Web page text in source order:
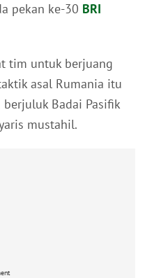
pekan ke-30 BRI
tim untuk berjuang
asal Rumania itu
Badai Pasifik
mustahil.